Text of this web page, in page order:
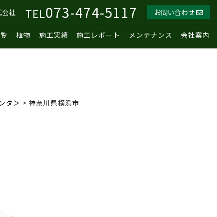
会社 TEL073-474-5117 お問い合わせ
植物 施工実績 施工レポート メンテナンス 会社案内
タ＞ > 神奈川県横浜市